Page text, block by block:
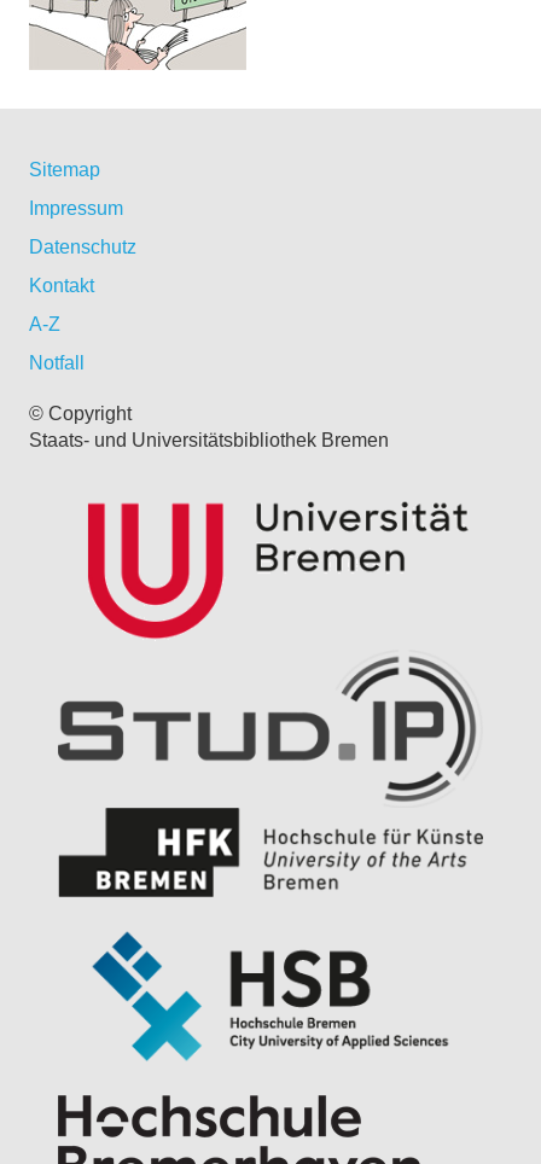
Sitemap
Impressum
Datenschutz
Kontakt
A-Z
Notfall
© Copyright
Staats- und Universitätsbibliothek Bremen